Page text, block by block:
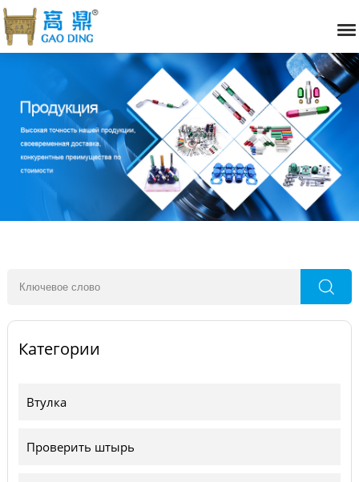
Категории
Втулка
Проверить штырь